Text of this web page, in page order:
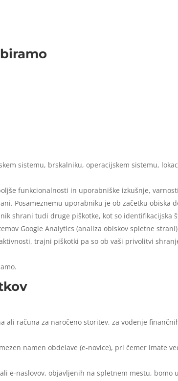
sistemu, brskalniku, operacijskem sistemu,
funkcionalnosti in uporabniške izkušnje,
Posameznemu uporabniku je ob začetku obiska
shrani tudi druge piškotke, kot so identifikacijska
Google Analytics (analiza obiskov spletne
trajni piškotki pa so ob vaši privolitvi
ali računa za naročeno storitev, za vodenje
namen obdelave (e-novice), pri čemer imate
e-naslovov, objavljenih na spletnem mestu, bomo